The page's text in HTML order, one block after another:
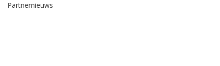
Partnernieuws